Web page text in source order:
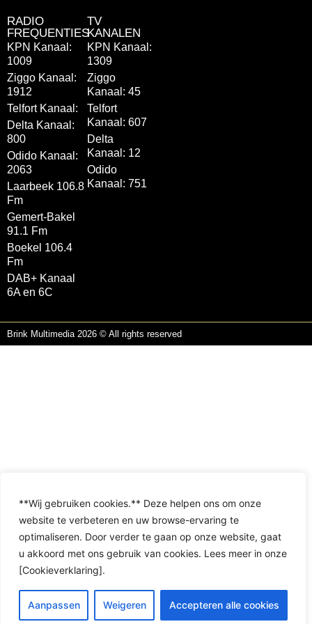
**Wij gebruiken cookies.** Deze helpen ons om onze
website te verbeteren en uw browse-ervaring te
optimaliseren. Door verder te gaan op onze website, gaat
u akkoord met ons gebruik van cookies. Lees meer in onze
[Cookieverklaring].
Aanpassen Weigeren Accepteren alle cookies
RADIO
FREQUENTIES
KPN Kanaal:
1009
Ziggo Kanaal:
1912
Telfort Kanaal:
Delta Kanaal:
800
Odido Kanaal:
2063
Laarbeek 106.8
Fm
Gemert-Bakel
91.1 Fm
Boekel 106.4
Fm
DAB+ Kanaal
6A en 6C
TV
KANALEN
KPN Kanaal:
1309
Ziggo
Kanaal: 45
Telfort
Kanaal: 607
Delta
Kanaal: 12
Odido
Kanaal: 751
Brink Multimedia 2026 © All rights reserved